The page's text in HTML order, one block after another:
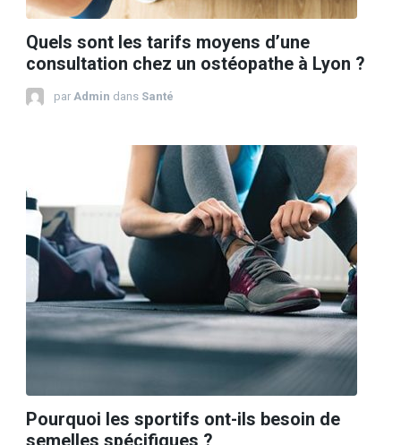
Quels sont les tarifs moyens d’une
consultation chez un ostéopathe à Lyon ?
par Admin dans Santé
Pourquoi les sportifs ont-ils besoin de